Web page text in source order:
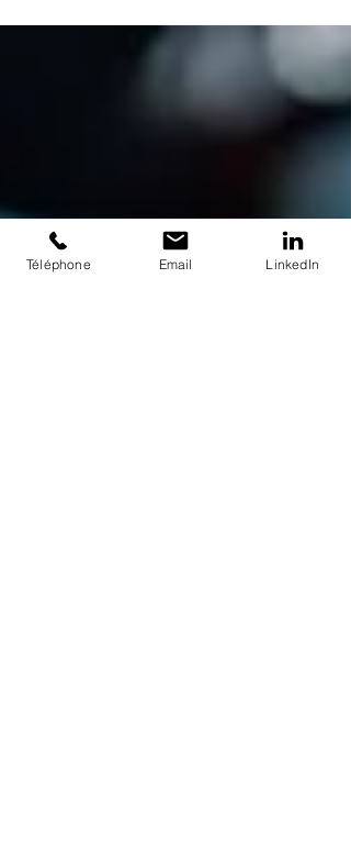
ou des invendus ? Au lieu de les détruire ou de les
brader à perte, le reconditionnement transforme ces
pertes en revenus. ReGNR, première plateforme
logistique circulaire en Europe, intègre le
reconditionnement de vélos électriques au cœur de
Téléphone Email LinkedIn